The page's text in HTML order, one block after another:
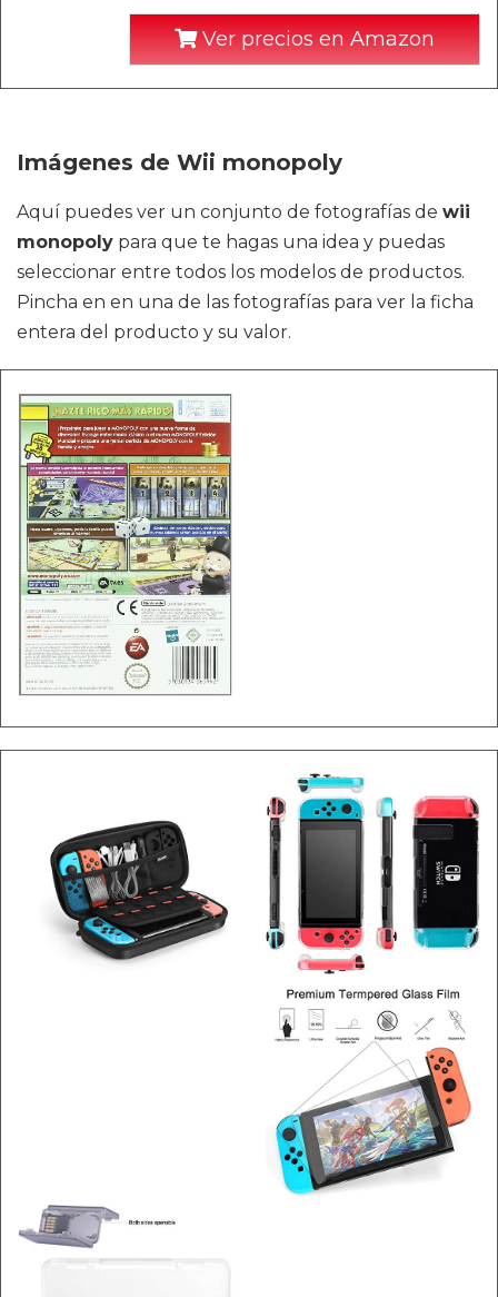
Ver precios en Amazon
Imágenes de Wii monopoly
Aquí puedes ver un conjunto de fotografías de wii
monopoly para que te hagas una idea y puedas
seleccionar entre todos los modelos de productos.
Pincha en en una de las fotografías para ver la ficha
entera del producto y su valor.